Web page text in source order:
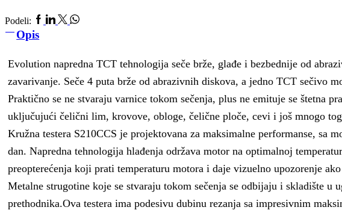
Podeli: Facebook
Linkedin
TwitterWhatsapp
Opis
Evolution napredna TCT tehnologija seče brže, glađe i bezbednije od
zavarivanje. Seče 4 puta brže od abrazivnih diskova, a jedno TCT sečivo
Praktično se ne stvaraju varnice tokom sečenja, plus ne emituje se štetna
uključujući čelični lim, krovove, obloge, čelične ploče, cevi i još mnogo
Kružna testera S210CCS je projektovana za maksimalne performanse, sa
dan. Napredna tehnologija hlađenja održava motor na optimalnoj
preopterećenja koji prati temperaturu motora i daje vizuelno upozorenje
Metalne strugotine koje se stvaraju tokom sečenja se odbijaju i skladište
prethodnika.Ova testera ima podesivu dubinu rezanja sa impresivnim